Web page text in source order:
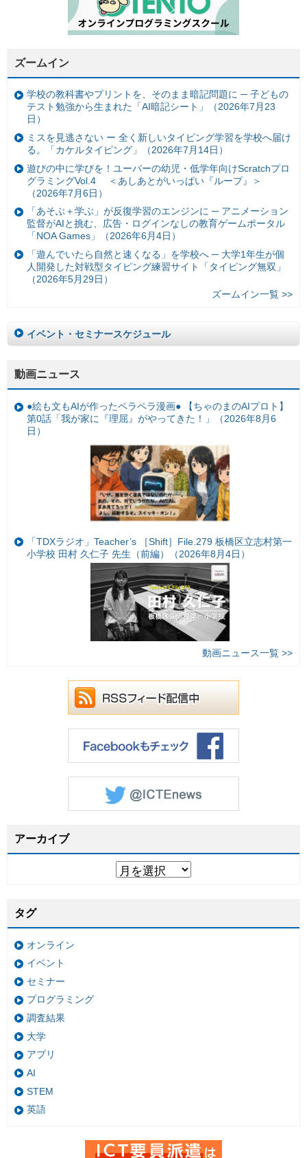
ズームイン
学校の教科書やプリントを、そのまま暗記問題に ─ 子どもの
テスト勉強から生まれた「AI暗記シート」（2026年7月23
日）
ミスを見逃さない ー 全く新しいタイピング学習を学校へ届け
る。「カケルタイピング」（2026年7月14日）
遊びの中に学びを！ユーバーの幼児・低学年向けScratchプロ
グラミングVol.4 ＜あしあとがいっぱい『ループ』＞
（2026年7月6日）
「あそぶ＋学ぶ」が反復学習のエンジンに ─ アニメーション
監督がAIと挑む、広告・ログインなしの教育ゲームポータル
「NOA Games」（2026年6月4日）
「遊んでいたら自然と速くなる」を学校へ ─ 大学1年生が個
人開発した対戦型タイピング練習サイト「タイピング無双」
（2026年5月29日）
ズームイン一覧 >>
イベント・セミナースケジュール
動画ニュース
●絵も文もAIが作ったペラペラ漫画● 【ちゃのまのAIプロト】
第0話「我が家に『理屈』がやってきた！」（2026年8月6
日）
「TDXラジオ」Teacher’s ［Shift］File.279 板橋区立志村第一
小学校 田村 久仁子 先生（前編）（2026年8月4日）
動画ニュース一覧 >>
アーカイブ
タグ
オンライン
イベント
セミナー
プログラミング
調査結果
大学
アプリ
AI
STEM
英語